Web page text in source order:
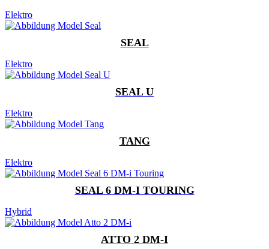
Elektro
SEAL
Elektro
SEAL U
Elektro
TANG
Elektro
SEAL 6 DM-I TOURING
Hybrid
ATTO 2 DM-I